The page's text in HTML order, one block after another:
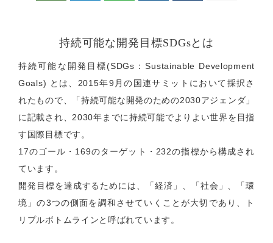
持続可能な開発目標SDGsとは
持続可能な開発目標(SDGs：Sustainable Development
Goals) とは、2015年9月の国連サミットにおいて採択さ
れたもので、「持続可能な開発のための2030アジェンダ」
に記載され、 2030年までに持続可能でよりよい世界を目指
す国際目標です。
17のゴール・169のターゲット・232の指標から構成され
ています。
開発目標を達成するためには、「経済」、「社会」、「環
境」の3つの側面を調和させていくことが大切であり、ト
リプルボトムラインと 呼ばれています。